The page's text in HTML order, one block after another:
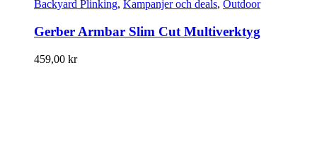
Backyard Plinking, Kampanjer och deals, Outdoor
Gerber Armbar Slim Cut Multiverktyg
459,00 kr